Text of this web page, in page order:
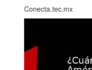
Conecta.tec.mx